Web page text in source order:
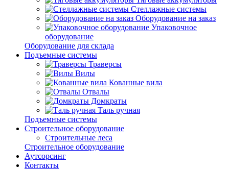
Стеллажные системы
Оборудование на заказ
Упаковочное
оборудование
Оборудование для склада
Подъемные системы
Траверсы
Вилы
Кованные вила
Отвалы
Домкраты
Таль ручная
Подъемные системы
Строительное оборудование
Строительные леса
Строительное оборудование
Аутсорсинг
Контакты